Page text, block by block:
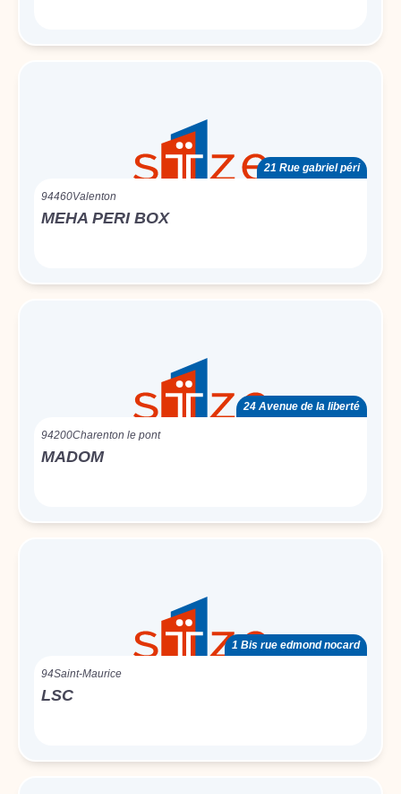
21 Rue gabriel péri
94460Valenton
MEHA PERI BOX
24 Avenue de la liberté
94200Charenton le pont
MADOM
1 Bis rue edmond nocard
94Saint-Maurice
LSC